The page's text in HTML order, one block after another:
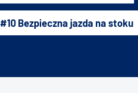
#10 Bezpieczna jazda na stoku